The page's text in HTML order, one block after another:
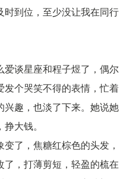
到位，至少没让我在同行
爱谈星座和程子煜了，偶尔
个哭笑不得的表情，忙着
兴趣，也淡了下来。她说她
大钱。
了，焦糖红棕色的头发，
，打薄剪短，轻盈的梳在